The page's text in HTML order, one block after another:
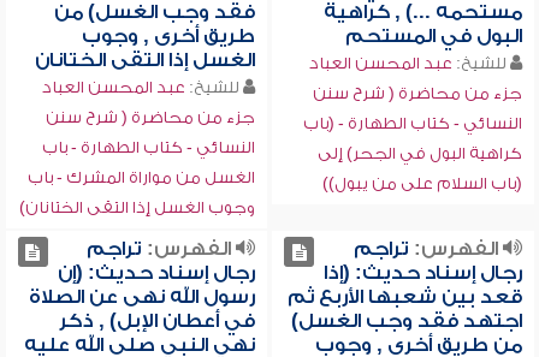
مستحمه ...) , كراهية
البول في المستحم
للشيخ: عبد المحسن العباد
جزء من محاضرة ( شرح سنن
النسائي - كتاب الطهارة - (باب
كراهية البول في الجحر) إلى
(باب السلام على من يبول))
فقد وجب الغسل) من
طريق أخرى , وجوب
الغسل إذا التقى الختانان
للشيخ: عبد المحسن العباد
جزء من محاضرة ( شرح سنن
النسائي - كتاب الطهارة - باب
الغسل من مواراة المشرك - باب
وجوب الغسل إذا التقى الختانان)
الفهرس: تراجم
رجال إسناد حديث: (إذا
قعد بين شعبها الأربع ثم
اجتهد فقد وجب الغسل)
من طريق أخرى , وجوب
الفهرس: تراجم
رجال إسناد حديث: (إن
رسول الله نهى عن الصلاة
في أعطان الإبل) , ذكر
نهي النبي صلى الله عليه